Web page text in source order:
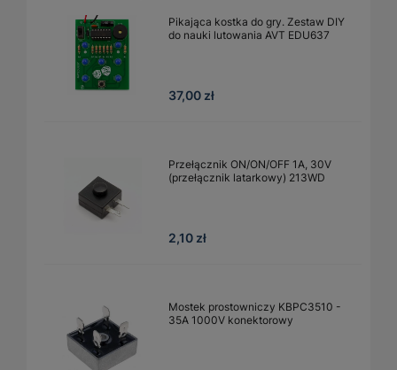
Pikająca kostka do gry. Zestaw DIY
do nauki lutowania AVT EDU637
37,00 zł
Przełącznik ON/ON/OFF 1A, 30V
(przełącznik latarkowy) 213WD
2,10 zł
Mostek prostowniczy KBPC3510 -
35A 1000V konektorowy